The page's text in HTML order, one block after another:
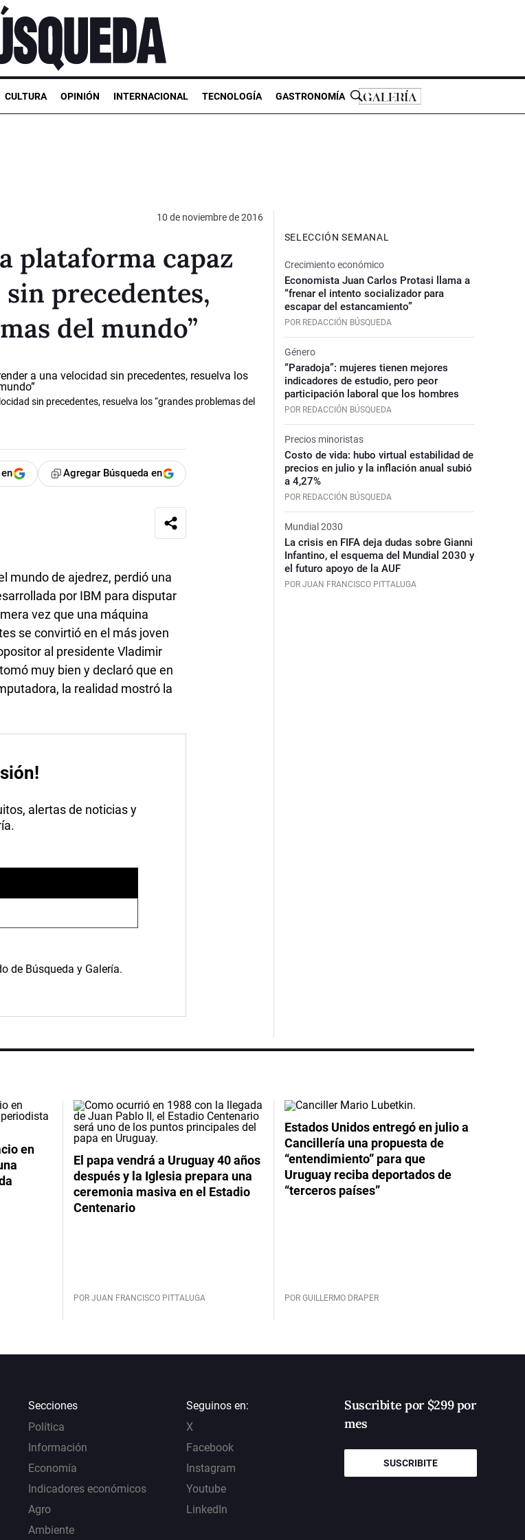
CULTURA OPINIÓN INTERNACIONAL TECNOLOGÍA GASTRONOMÍA
10 de noviembre de 2016
plataforma capaz
precedentes,
del mundo”
sin precedentes, resuelva los “grandes problemas del
Agregar Búsqueda en
mundo de ajedrez, perdió una
por IBM para disputar
vez que una máquina
se convirtió en el más joven
al presidente Vladimir
muy bien y declaró que en
la realidad mostró la
alertas de noticias y
de Búsqueda y Galería.
SELECCIÓN SEMANAL
Crecimiento económico
Economista Juan Carlos Protasi llama a
“frenar el intento socializador para
escapar del estancamiento”
POR REDACCIÓN BÚSQUEDA
Género
“Paradoja”: mujeres tienen mejores
indicadores de estudio, pero peor
participación laboral que los hombres
POR REDACCIÓN BÚSQUEDA
Precios minoristas
Costo de vida: hubo virtual estabilidad de
precios en julio y la inflación anual subió
a 4,27%
POR REDACCIÓN BÚSQUEDA
Mundial 2030
La crisis en FIFA deja dudas sobre Gianni
Infantino, el esquema del Mundial 2030 y
el futuro apoyo de la AUF
POR JUAN FRANCISCO PITTALUGA
en
El papa vendrá a Uruguay 40 años
después y la Iglesia prepara una
ceremonia masiva en el Estadio
Centenario
POR JUAN FRANCISCO PITTALUGA
Estados Unidos entregó en julio a
Cancillería una propuesta de
“entendimiento” para que
Uruguay reciba deportados de
“terceros países”
POR GUILLERMO DRAPER
Secciones
Política
Información
Economía
Indicadores económicos
Agro
Ambiente
Seguinos en:
X
Facebook
Instagram
Youtube
LinkedIn
Suscribite por $299 por
mes
SUSCRIBITE